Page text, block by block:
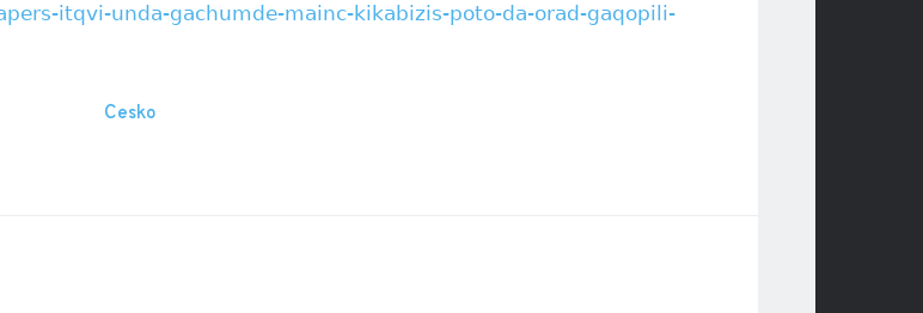
itqvi-unda-gachumde-mainc-kikabizis-poto-da-orad-gaqopili-